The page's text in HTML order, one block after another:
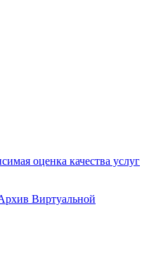
оценка качества услуг
Виртуальной